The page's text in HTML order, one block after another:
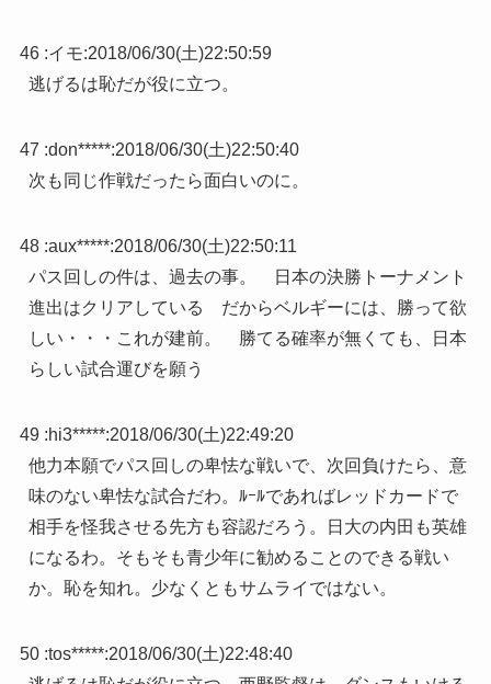
46 :イモ:2018/06/30(土)22:50:59
逃げるは恥だが役に立つ。
47 :don*****:2018/06/30(土)22:50:40
次も同じ作戦だったら面白いのに。
48 :aux*****:2018/06/30(土)22:50:11
パス回しの件は、過去の事。 日本の決勝トーナメント
進出はクリアしている だからベルギーには、勝って欲
しい・・・これが建前。 勝てる確率が無くても、日本
らしい試合運びを願う
49 :hi3*****:2018/06/30(土)22:49:20
他力本願でパス回しの卑怯な戦いで、次回負けたら、意
味のない卑怯な試合だわ。ﾙｰﾙであればレッドカードで
相手を怪我させる先方も容認だろう。日大の内田も英雄
になるわ。そもそも青少年に勧めることのできる戦い
か。恥を知れ。少なくともサムライではない。
50 :tos*****:2018/06/30(土)22:48:40